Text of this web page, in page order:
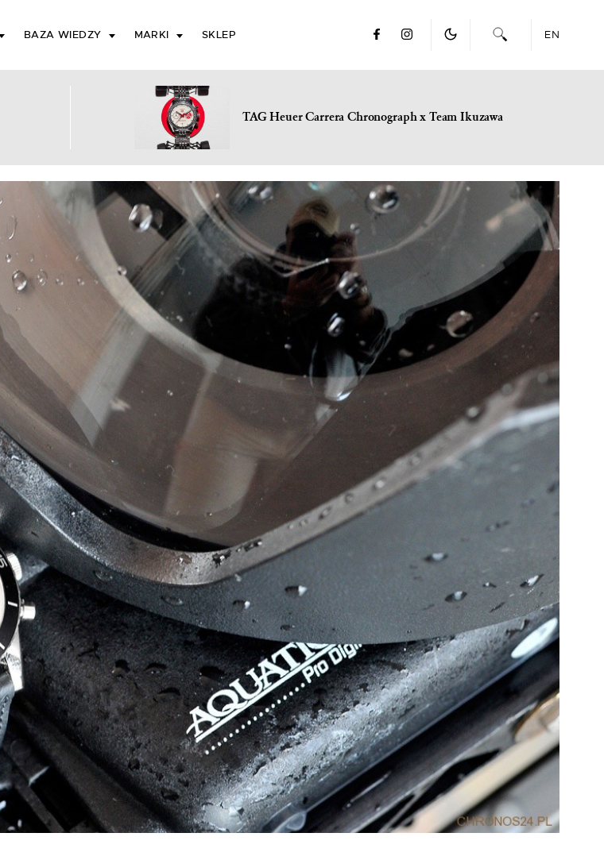
BAZA WIEDZY MARKI SKLEP EN
TAG Heuer Carrera Chronograph x Team Ikuzawa